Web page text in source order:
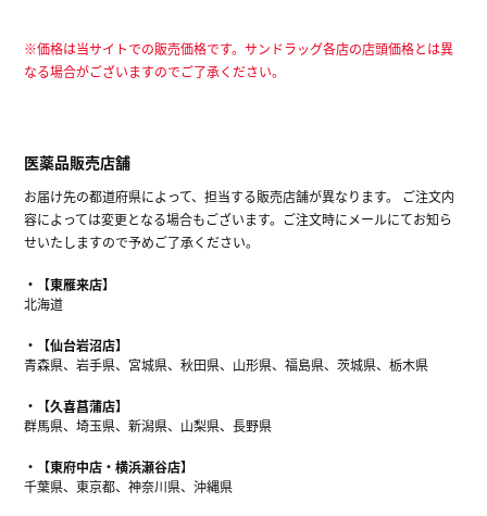
※価格は当サイトでの販売価格です。サンドラッグ各店の店頭価格とは異
なる場合がございますのでご了承ください。
医薬品販売店舗
お届け先の都道府県によって、担当する販売店舗が異なります。 ご注文内
容によっては変更となる場合もございます。ご注文時にメールにてお知ら
せいたしますので予めご了承ください。
【東雁来店】
北海道
【仙台岩沼店】
青森県、岩手県、宮城県、秋田県、山形県、福島県、茨城県、栃木県
【久喜菖蒲店】
群馬県、埼玉県、新潟県、山梨県、長野県
【東府中店・横浜瀬谷店】
千葉県、東京都、神奈川県、沖縄県